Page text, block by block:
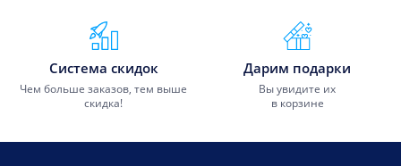
Система скидок
Чем больше заказов, тем выше
скидка!
Дарим подарки
Вы увидите их
в корзине